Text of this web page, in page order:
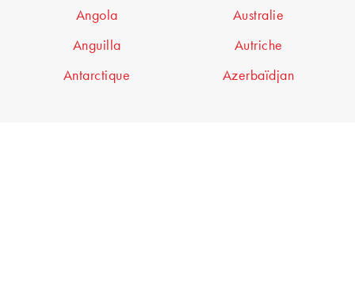
Angola
Anguilla
Antarctique
Australie
Autriche
Azerbaïdjan